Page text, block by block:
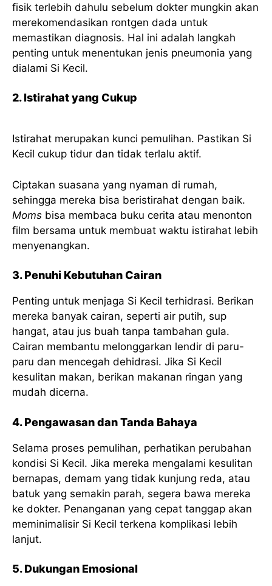
fisik terlebih dahulu sebelum dokter mungkin akan
merekomendasikan rontgen dada untuk
memastikan diagnosis. Hal ini adalah langkah
penting untuk menentukan jenis pneumonia yang
dialami Si Kecil.
2. Istirahat yang Cukup
Istirahat merupakan kunci pemulihan. Pastikan Si
Kecil cukup tidur dan tidak terlalu aktif.
Ciptakan suasana yang nyaman di rumah,
sehingga mereka bisa beristirahat dengan baik.
Moms bisa membaca buku cerita atau menonton
film bersama untuk membuat waktu istirahat lebih
menyenangkan.
3. Penuhi Kebutuhan Cairan
Penting untuk menjaga Si Kecil terhidrasi. Berikan
mereka banyak cairan, seperti air putih, sup
hangat, atau jus buah tanpa tambahan gula.
Cairan membantu melonggarkan lendir di paru-
paru dan mencegah dehidrasi. Jika Si Kecil
kesulitan makan, berikan makanan ringan yang
mudah dicerna.
4. Pengawasan dan Tanda Bahaya
Selama proses pemulihan, perhatikan perubahan
kondisi Si Kecil. Jika mereka mengalami kesulitan
bernapas, demam yang tidak kunjung reda, atau
batuk yang semakin parah, segera bawa mereka
ke dokter. Penanganan yang cepat tanggap akan
meminimalisir Si Kecil terkena komplikasi lebih
lanjut.
5. Dukungan Emosional